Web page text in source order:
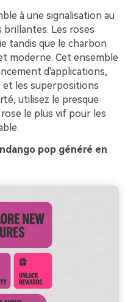
à une signalisation au
Les roses
tandis que le charbon
moderne. Cet ensemble
d'applications,
et les superpositions
utilisez le presque
le plus vif pour les
pop généré en